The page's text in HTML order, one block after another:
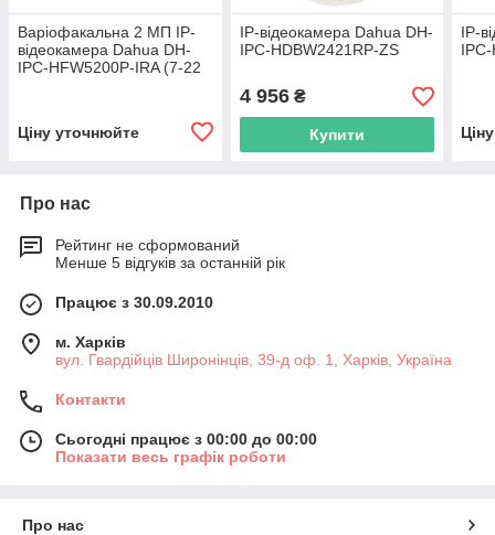
Варіофакальна 2 МП IP-
відеокамера Dahua DH-
IPC-HFW5200P-IRA (7-22
Ціну уточнюйте
IP-відеокамера Dahua DH-
IPC-HDBW2421RP-ZS
4 956₴
Купити
IP-
Про нас
Рейтинг не сформований
Менше 5 відгуків за останній рік
Працює з 30.09.2010
м. Харків
вул. Гвардійців Широнінців, 39-д оф. 1, Харків, Україна
Контакти
Сьогодні працює з 00:00 до 00:00
Показати весь графік роботи
Про нас